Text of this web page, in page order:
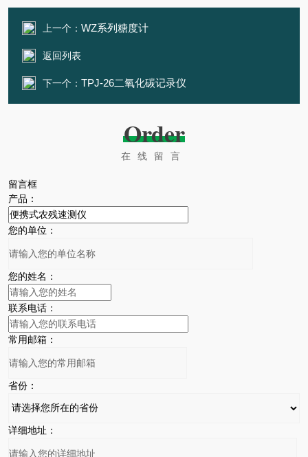
上一个： WZ系列糖度计
返回列表
下一个： TPJ-26二氧化碳记录仪
Order
在线留言
留言框
产品：
您的单位：
您的姓名：
联系电话：
常用邮箱：
省份：
详细地址：